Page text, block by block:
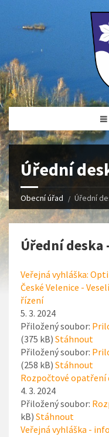
Úřední
Obecní úřad Úřední
Úřední deska
Veřejná vyhláška:
České Velenice -
řízení
5. 3. 2024
Přiložený soubor:
(375 kB) Stáhnout
Přiložený soubor:
(258 kB) Stáhnout
Rozpočtové opatření
4. 3. 2024
Přiložený soubor:
kB) Stáhnout
Veřejná vyhláška -